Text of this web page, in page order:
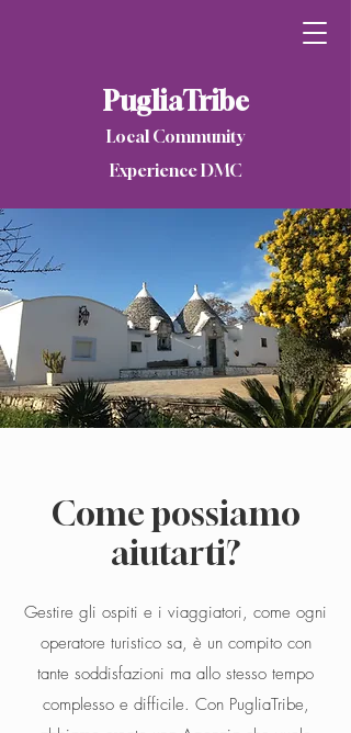
PugliaTribe
Local Community
Experience DMC
Come possiamo
aiutarti?
Gestire gli ospiti e i viaggiatori, come ogni
operatore turistico sa, è un compito con
tante soddisfazioni ma allo stesso tempo
complesso e difficile. Con PugliaTribe,